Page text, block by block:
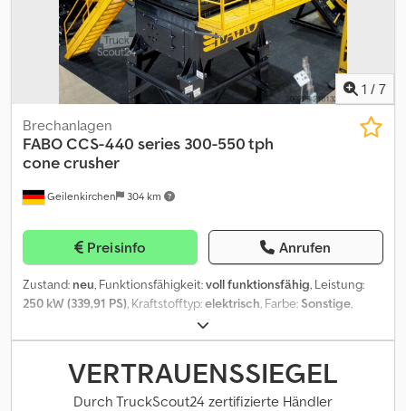
1 / 7
Geilenkirchen 304 km
Brechanlagen
FABOCCS-440 series 300-550 tph
cone crusher
Preisinfo Anrufen
Zustand: neu, Funktionsfähigkeit:voll funktionsfähig, Leistung:
250 kW (339,91 PS), Kraftstofftyp:elektrisch, Farbe:Sonstige,
, Baujahr:
werden mit Sorgfalt hergestellt und verfügen über 1 Jahr
Garantie! *Montage und Einweisung des Bedienpersonals
KOSTENLOS Die Produktgruppe der Kegelbrecher ist speziell für
die härtesten Materialien konzipiert. Kegelbrecher sind eine der
VERTRAUENSSIEGEL
Durch TruckScout24 zertifizierte Händler